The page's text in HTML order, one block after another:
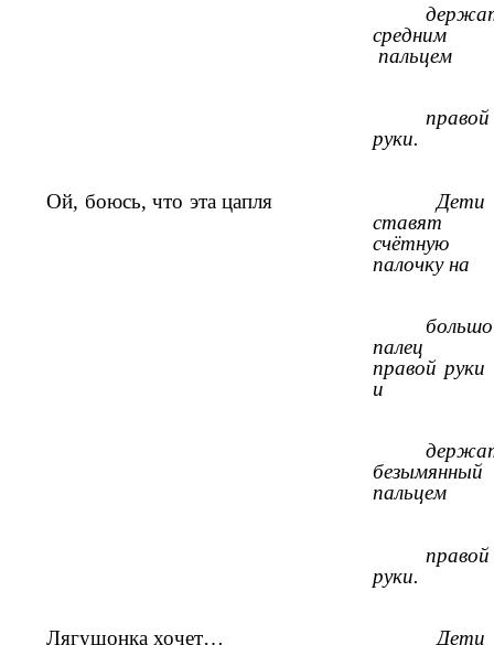
средним
пальцем
правой
руки.
Ой, боюсь, что эта цапля Дети
ставят
счётную
палочку на
палец
правой руки
и
безымянный
пальцем
правой
руки.
Лягушонка хочет… Дети